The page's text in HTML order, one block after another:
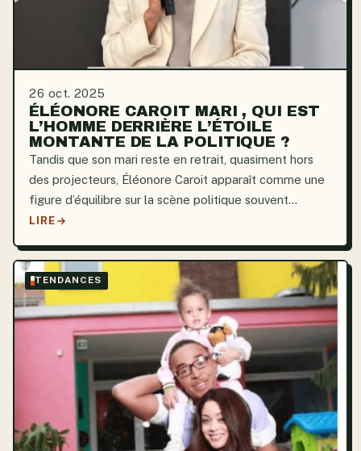
26 oct. 2025
ÉLÉONORE CAROIT MARI , QUI EST
L’HOMME DERRIÈRE L’ÉTOILE
MONTANTE DE LA POLITIQUE ?
Tandis que son mari reste en retrait, quasiment hors
des projecteurs, Éléonore Caroit apparaît comme une
figure d’équilibre sur la scène politique souvent
éclipsée par l’évolution spectaculaire des profils
LIRE
TENDANCES